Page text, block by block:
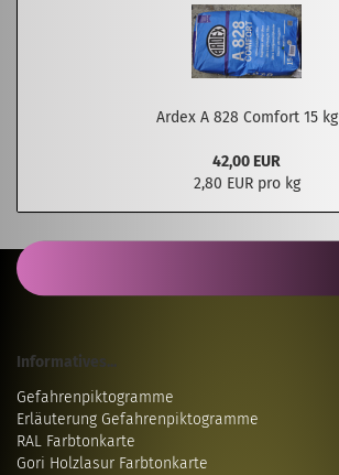
Ardex A 828 Comfort 15 kg
42,00 EUR
2,80 EUR pro kg
Informatives...
Gefahrenpiktogramme
Erläuterung Gefahrenpiktogramme
RAL Farbtonkarte
Gori Holzlasur Farbtonkarte